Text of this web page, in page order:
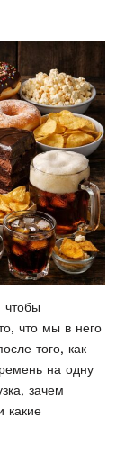
чтобы
что мы в него
того, как
на одну
зачем
какие